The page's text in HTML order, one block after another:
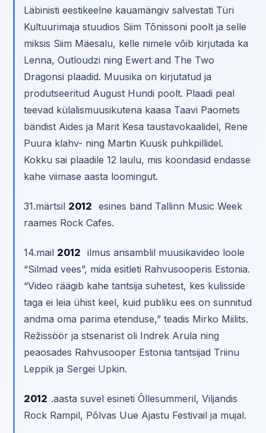
Läbinisti eestikeelne kauamängiv salvestati Türi
Kultuurimaja stuudios Siim Tõnissoni poolt ja selle
miksis Siim Mäesalu, kelle nimele võib kirjutada ka
Lenna, Outloudzi ning Ewert and The Two
Dragonsi plaadid. Muusika on kirjutatud ja
produtseeritud August Hundi poolt. Plaadi peal
teevad külalismuusikutena kaasa Taavi Paomets
bändist Aides ja Marit Kesa taustavokaalidel, Rene
Puura klahv- ning Martin Kuusk puhkpillidel.
Kokku sai plaadile 12 laulu, mis koondasid endasse
kahe viimase aasta loomingut.
31.märtsil 2012 esines bänd Tallinn Music Week
raames Rock Cafes.
14.mail 2012 ilmus ansamblil muusikavideo loole
“Silmad vees”, mida esitleti Rahvusooperis Estonia.
“Video räägib kahe tantsija suhetest, kes kulisside
taga ei leia ühist keel, kuid publiku ees on sunnitud
andma oma parima etenduse,” teadis Mirko Miilits.
Režissöör ja stsenarist oli Indrek Arula ning
peaosades Rahvusooper Estonia tantsijad Triinu
Leppik ja Sergei Upkin.
2012 .aasta suvel esineti Õllesummeril, Viljandis
Rock Rampil, Põlvas Uue Ajastu Festivail ja mujal.